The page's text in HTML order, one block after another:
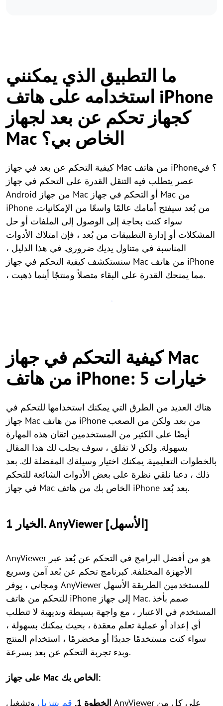
ما التطبيق الذي يمكنني
استخدامه على هاتف iPhone
كجهاز تحكم عن بعد لجهاز
Mac الخاص بي؟
كيفية التحكم عن بعد في جهاز Mac من هاتف iPhone؟ في
عصر يتطلب فيه التنقل القدرة على التحكم في جهاز
Android من جهاز Mac أو التحكم في جهاز Mac من
iPhone من بُعد سيفتح أمامك عالمًا واسعًا من الإمكانيات.
سواء كنت بحاجة إلى الوصول إلى الملفات أو حل
المشكلات أو إدارة التطبيقات من بُعد ، فإن امتلاك الأدوات
المناسبة في متناول يديك ضروري. في هذا الدليل ،
سنستكشف كيفية التحكم في جهاز Mac من هاتف iPhone
، مما يمنحك القدرة على البقاء متصلاً ومنتجًا أينما ذهبت.
كيفية التحكم في جهاز Mac
من هاتف iPhone: 5 خيارات
هناك العديد من الطرق التي يمكنك استخدامها للتحكم في
جهاز Mac من هاتف iPhone من بعد. ولكن من الصعب
أيضًا على الكثير من المستخدمين اتقان هذه المهارة
بسهولة. ولكن لا تقلق ، سوف يجلب لك هذا المقال
بالخطوات التعليمية. يمكنك اختيار وسيلةك المفضلة لك. بعد
ذلك ، دعنا نلقي نظرة على بعض الأدوات الشائعة للتحكم
في جهاز Mac الخاص بك من هاتف iPhone بعد بُعد.
الخيار 1. AnyViewer [الأسهل]
AnyViewer هو من أفضل البرامج في التحكم عن بُعد عبر
الأجهزة المختلفة. كبرنامج تحكم عن بُعد آمن وسريع
ومجاني ، يوفر AnyViewer للمستخدمين الطريقة الأسهل
للتحكم من هاتف iPhone إلى جهاز Mac. صمم بأخذ
المستخدم في الاعتبار ، مع واجهة بسيطة وبديهية لا تتطلب
أي إعداد أو عملية تعلم معقدة ، بحيث يمكنك بسهولة ،
سواء كنت مستخدمًا جديدًا أو مخضرمًا ، استخدام المنتج
وبدء تجربة التحكم عن بعد بسرعة.
على جهاز Mac الخاص بك:
الخطوة 1. قم بتنزيل وتشغيل AnyViewer على كل من